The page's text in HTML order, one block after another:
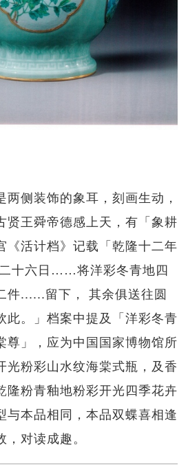
侧装饰的象耳，刻画生动，
贤王舜帝德感上天，有「象耕
《活计档》记载「乾隆十二年
二十六日……将洋彩冬青地四
件......留下， 其余俱送往圆
此。」档案中提及「洋彩冬青
尊」，应为中国国家博物馆所
光粉彩山水纹海棠式瓶，及香
隆粉青釉地粉彩开光四季花卉
与本品相同，本品双蝶喜相逢
对读成趣。